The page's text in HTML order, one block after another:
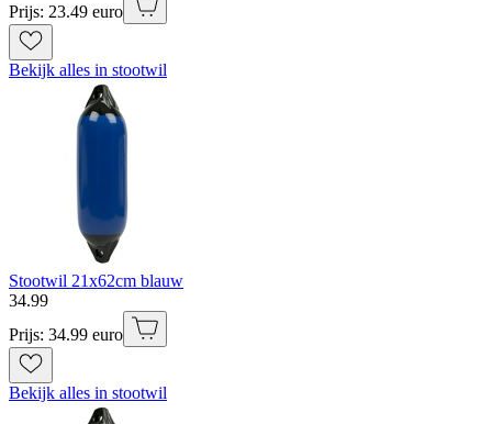
Prijs: 23.49 euro
Bekijk alles in stootwil
Stootwil 21x62cm blauw
34.99
Prijs: 34.99 euro
Bekijk alles in stootwil